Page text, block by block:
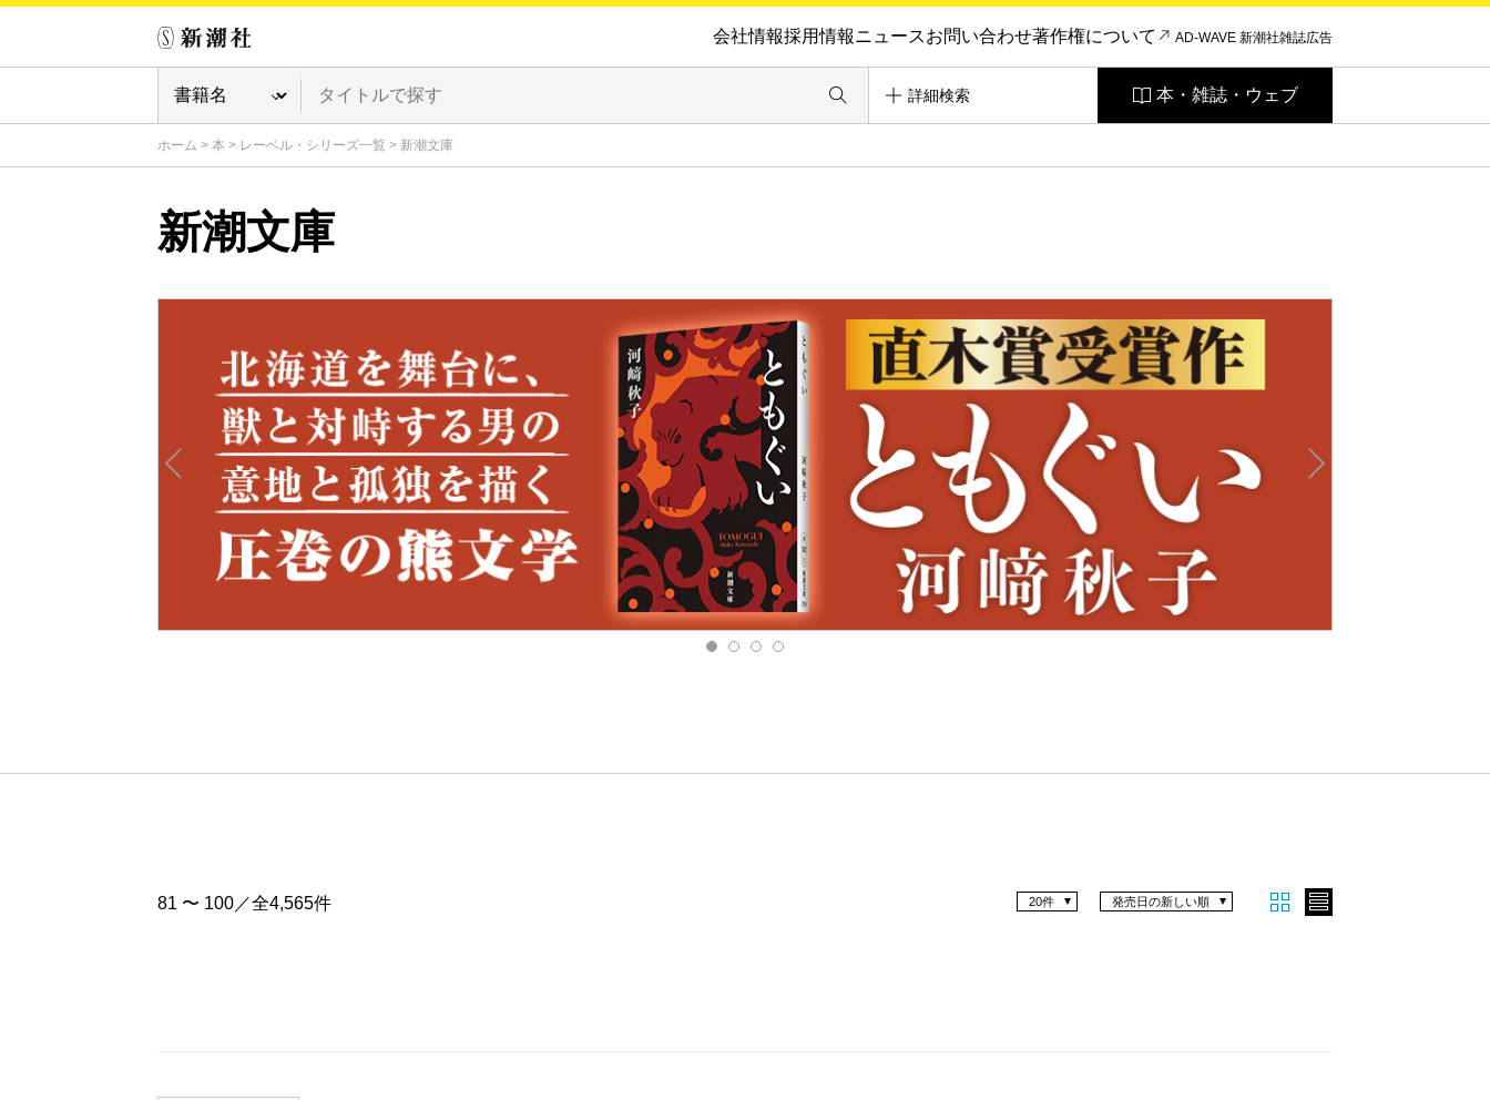
会社情報採用情報ニュースお問い合わせ著作権について AD-WAVE 新潮社雑誌広告
詳細検索 本・雑誌・ウェブ
ホーム > 本 > レーベル・シリーズ一覧 > 新潮文庫
新潮文庫
81 〜 100／全4,565件 発売日の新しい順
20件